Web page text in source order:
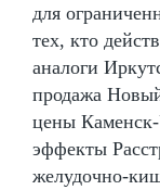
для
тех, кто
аналоги
продажа
цены
эффекты
желудочно-